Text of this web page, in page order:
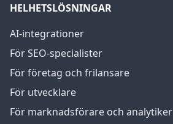
HELHETSLÖSNINGAR
AI-integrationer
För SEO-specialister
För företag och frilansare
För utvecklare
För marknadsförare och analytiker